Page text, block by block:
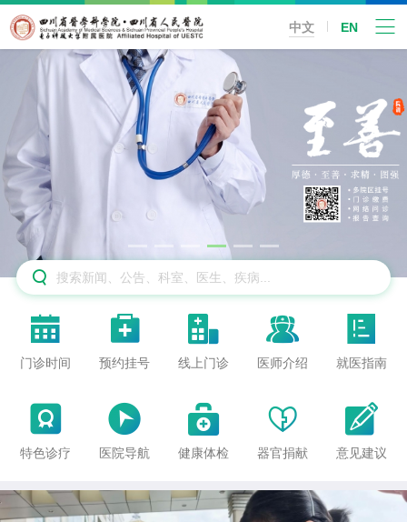
中文 EN


门诊时间

预约挂号

线上门诊

医师介绍

就医指南

特色诊疗

医院导航

健康体检

器官捐献

意见建议